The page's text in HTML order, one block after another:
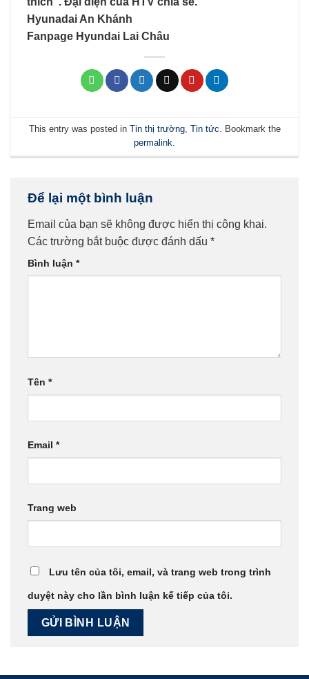
Hyunadai An Khánh
Fanpage Hyundai Lai Châu
This entry was posted in Tin thị trường, Tin tức. Bookmark the
permalink.
Để lại một bình luận
Email của bạn sẽ không được hiển thị công khai.
Các trường bắt buộc được đánh dấu *
Bình luận *
Tên *
Email *
Trang web
Lưu tên của tôi, email, và trang web trong trình
duyệt này cho lần bình luận kế tiếp của tôi.